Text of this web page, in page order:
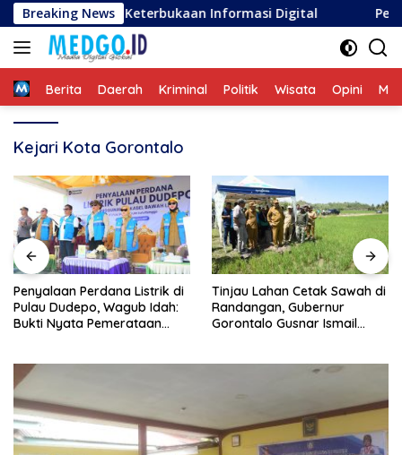
Langsung
ke
konten
Breaking News
Penguatan Keterbukaan Informasi Digital
HomeBerita Daerah Kriminal Politik Wisata Opini
Kejari Kota Gorontalo
Penyalaan Perdana Listrik di
Pulau Dudepo, Wagub Idah:
Bukti Nyata Pemerataan
Tinjau Lahan Cetak Sawah di
Randangan, Gubernur
Gorontalo Gusnar Ismail